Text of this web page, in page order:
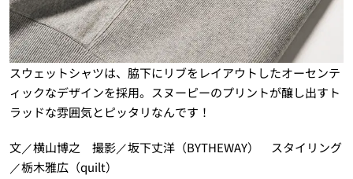
スウェットシャツは、脇下にリブをレイアウトしたオーセンテ
ィックなデザインを採用。スヌーピーのプリントが醸し出すト
ラッドな雰囲気とピッタリなんです！
文／横山博之 撮影／坂下丈洋（BYTHEWAY） スタイリング
／栃木雅広（quilt）